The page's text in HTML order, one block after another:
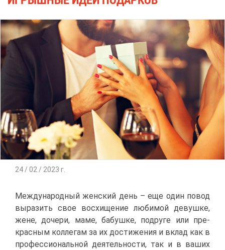
24 / 02 / 2023 г.
Меж­ду­на­род­ный жен­ский день – еще один по­вод
вы­ра­зить свое вос­хи­ще­ние лю­би­мой де­вуш­ке,
жене, до­че­ри, ма­ме, ба­буш­ке, по­дру­ге или пре­
крас­ным кол­ле­гам за их до­сти­же­ния и вклад как в
про­фес­си­о­наль­ной де­я­тель­но­сти, так и в ва­ших